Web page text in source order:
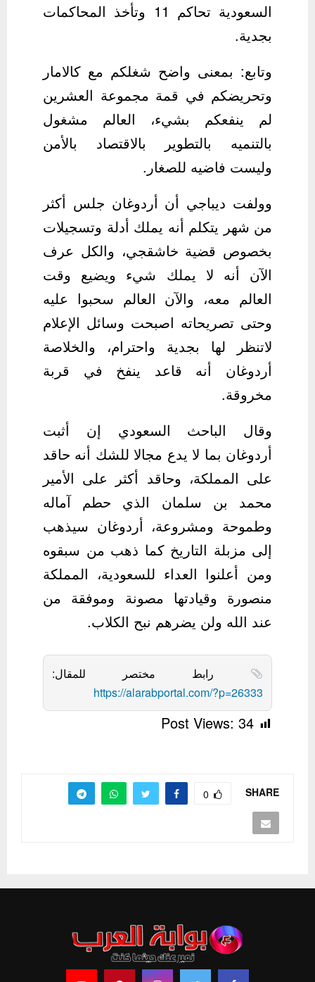
السعودية تحاكم 11 وتأخذ المحاكمات
بجدية.
‏وتابع: بمعنى واضح شغلكم مع ‫كالامار
وتحريضكم في قمة مجموعة العشرين
لم ينفعكم بشيء، العالم مشغول
بالتنميه بالتطوير بالاقتصاد بالأمن
وليست فاضيه للصغار.
‏وولفت ديباجي أن أردوغان جلس أكثر
من شهر يتكلم أنه يملك أدلة وتسجيلات
بخصوص قضية خاشقجي، والكل عرف
الآن أنه لا يملك شيء ويضيع وقت
العالم معه، والآن العالم سحبوا عليه
وحتى تصريحاته اصبحت وسائل الإعلام
لاتنظر لها بجدية واحترام، والخلاصة
أردوغان أنه قاعد ينفخ في قربة
مخروقة.
وقال الباحث السعودي إن أثبت
أردوغان بما لا يدع مجالا للشك أنه حاقد
على المملكة، وحاقد أكثر على الأمير
محمد بن سلمان الذي حطم آماله
وطموحة ومشروعة، أردوغان سيذهب
إلى مزبلة التاريخ كما ذهب من سبقوه
ومن أعلنوا العداء للسعودية، المملكة
منصورة وقيادتها مصونة وموفقة من
عند الله ولن يضرهم نبح الكلاب.
رابط مختصر للمقال:
https://alarabportal.com/?p=26333
Post Views: 34
SHARE
0